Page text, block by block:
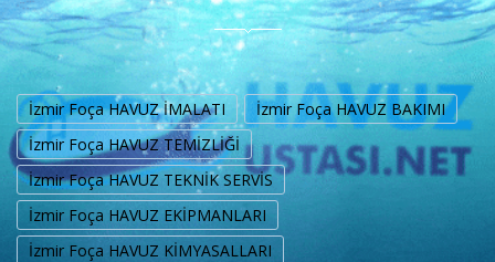
İzmir Foça HAVUZ İMALATI
İzmir Foça HAVUZ BAKIMI
İzmir Foça HAVUZ TEMİZLİĞİ
İzmir Foça HAVUZ TEKNİK SERVİS
İzmir Foça HAVUZ EKİPMANLARI
İzmir Foça HAVUZ KİMYASALLARI